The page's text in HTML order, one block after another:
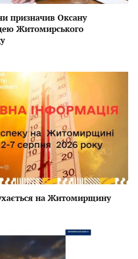
призначив Оксану
Житомирського
на Житомирщину